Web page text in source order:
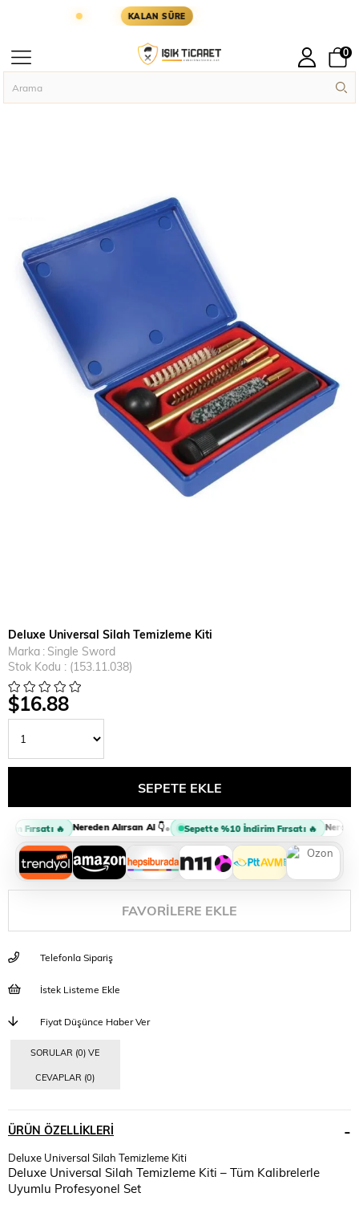
KALAN SÜRE KARGOYA YETİŞMESİ İÇİN KALAN
0
Anasayfa Deluxe Universal Silah
Deluxe Universal Silah Temizleme Kiti
Marka : Single Sword
Stok Kodu
(153.11.038)
$16.88
Fırsatı 🔥 Nereden Alırsan Al 👇• Sepette %10 İndirim Fırsatı 🔥 Nereden
FAVORILERE EKLE
Telefonla Sipariş
İstek Listeme Ekle
Fiyat Düşünce Haber Ver
SORULAR (0) VE
CEVAPLAR (0)
ÜRÜN ÖZELLIKLERI
Deluxe Universal Silah Temizleme Kiti
Deluxe Universal Silah Temizleme Kiti – Tüm Kalibrelerle
Uyumlu Profesyonel Set